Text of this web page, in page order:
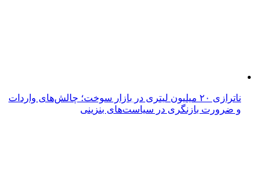
ناترازی ۲۰ میلیون لیتری در بازار سوخت؛ چالش‌های واردات
و ضرورت بازنگری در سیاست‌های بنزینی